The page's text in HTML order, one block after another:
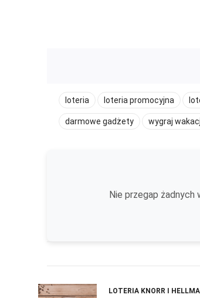
loteria loteria promocyjna
darmowe gadżety wygraj
Nie przegap żadnych
LOTERIA KNORR I